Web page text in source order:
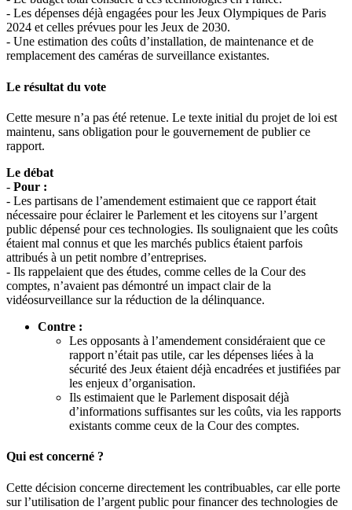
- Les dépenses déjà engagées pour les Jeux Olympiques de Paris
2024 et celles prévues pour les Jeux de 2030.
- Une estimation des coûts d’installation, de maintenance et de
remplacement des caméras de surveillance existantes.
Le résultat du vote
Cette mesure n’a pas été retenue. Le texte initial du projet de loi est
maintenu, sans obligation pour le gouvernement de publier ce
rapport.
Le débat
- Pour :
- Les partisans de l’amendement estimaient que ce rapport était
nécessaire pour éclairer le Parlement et les citoyens sur l’argent
public dépensé pour ces technologies. Ils soulignaient que les coûts
étaient mal connus et que les marchés publics étaient parfois
attribués à un petit nombre d’entreprises.
- Ils rappelaient que des études, comme celles de la Cour des
comptes, n’avaient pas démontré un impact clair de la
vidéosurveillance sur la réduction de la délinquance.
Contre :
Les opposants à l’amendement considéraient que ce
rapport n’était pas utile, car les dépenses liées à la
sécurité des Jeux étaient déjà encadrées et justifiées par
les enjeux d’organisation.
Ils estimaient que le Parlement disposait déjà
d’informations suffisantes sur les coûts, via les rapports
existants comme ceux de la Cour des comptes.
Qui est concerné ?
Cette décision concerne directement les contribuables, car elle porte
sur l’utilisation de l’argent public pour financer des technologies de